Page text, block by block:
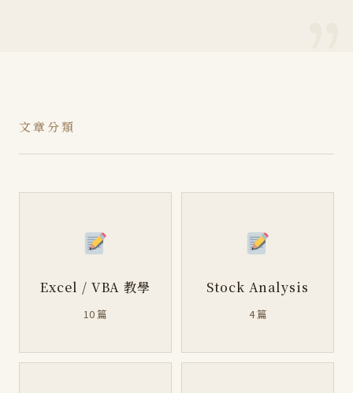
文章分類
Excel / VBA 教學
10 篇
Stock Analysis
4 篇